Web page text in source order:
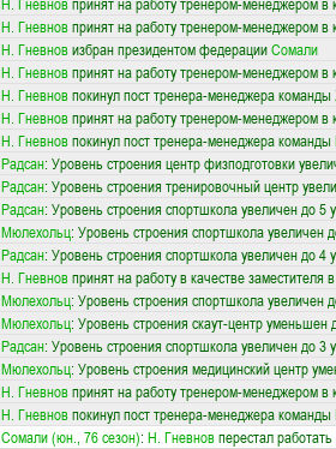
Н. Гневновпринят на работу тренером-менеджером в
Н. Гневновизбран президентом федерацииСомали
Н. Гневновпринят на работу тренером-менеджером в
Н. Гневновпокинул пост тренера-менеджера команды
Н. Гневновпринят на работу тренером-менеджером в
Н. Гневновпокинул пост тренера-менеджера команды
Радсан: Уровень строения центр физподготовки
Радсан: Уровень строения тренировочный центр
Радсан: Уровень строения спортшкола увеличен до 5
Мюлехольц: Уровень строения спортшкола увеличен
Радсан: Уровень строения спортшкола увеличен до 4
Н. Гневновпринят на работу в качестве заместителя
Мюлехольц: Уровень строения спортшкола увеличен
Мюлехольц: Уровень строения скаут-центр уменьшен
Радсан: Уровень строения спортшкола увеличен до 3
Мюлехольц: Уровень строения медицинский центр
Н. Гневновпринят на работу тренером-менеджером в
Н. Гневновпокинул пост тренера-менеджера команды
Сомали (юн., 76 сезон): Н. Гневновперестал